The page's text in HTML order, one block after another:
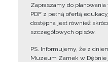
Zapraszamy do
PDF z pełną ofertą
dostępna jest również
szczegółowych opisów.
PS. Informujemy, że z
Muzeum Zamek w